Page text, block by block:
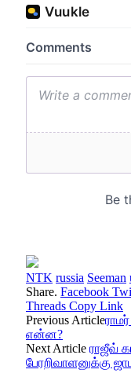
NTK russia Seeman
Share. Facebook
Threads Copy Link
Previous Article
என்ன?
Next Article ராஜீவ்
பேரறிவாளனுக்கு